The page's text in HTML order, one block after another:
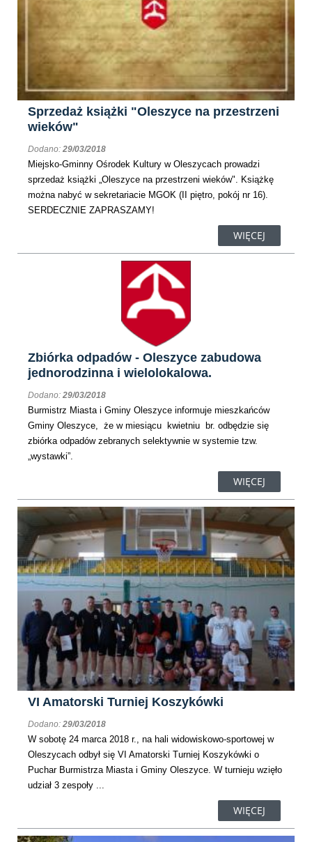
Sprzedaż książki "Oleszyce na przestrzeni
wieków"
Dodano: 29/03/2018
Miejsko-Gminny Ośrodek Kultury w Oleszycach prowadzi
sprzedaż książki „Oleszyce na przestrzeni wieków". Książkę
można nabyć w sekretariacie MGOK (II piętro, pokój nr 16).
SERDECZNIE ZAPRASZAMY!
WIĘCEJ
​Zbiórka odpadów - Oleszyce zabudowa
jednorodzinna i wielolokalowa.
Dodano: 29/03/2018
Burmistrz Miasta i Gminy Oleszyce informuje mieszkańców
Gminy Oleszyce, że w miesiącu kwietniu br. odbędzie się
zbiórka odpadów zebranych selektywnie w systemie tzw.
„wystawki”.
WIĘCEJ
VI Amatorski Turniej Koszykówki
Dodano: 29/03/2018
W sobotę 24 marca 2018 r., na hali widowiskowo-sportowej w
Oleszycach odbył się VI Amatorski Turniej Koszykówki o
Puchar Burmistrza Miasta i Gminy Oleszyce. W turnieju wzięło
udział 3 zespoły ...
WIĘCEJ